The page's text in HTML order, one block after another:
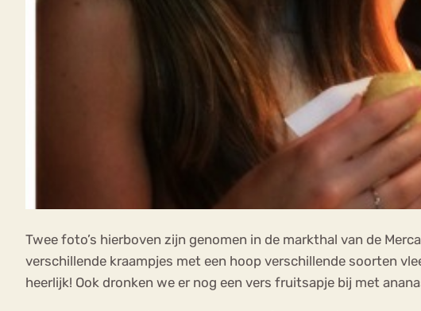
Twee foto’s hierboven zijn genomen in de markthal van de
verschillende kraampjes met een hoop verschillende soorten
heerlijk! Ook dronken we er nog een vers fruitsapje bij met